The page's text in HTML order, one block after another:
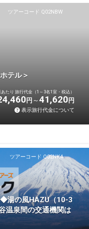
ツアーコード Q02NBW
テル＞
たり 旅行代金（1～3名1室・税込）
円 41,620 円
表示旅行代金について
ツアーコード Q02NK4
湯の風HAZU（10-3
泉間の交通機関は